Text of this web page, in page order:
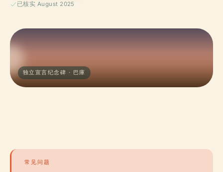
已核实 August 2025
独立宣言纪念碑 · 巴庫
常见问题